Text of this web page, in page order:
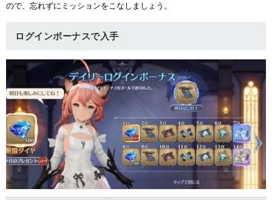
ので、忘れずにミッションをこなしましょう。
ログインボーナスで入手